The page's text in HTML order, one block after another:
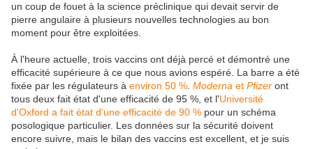
un coup de fouet à la science préclinique qui devait servir de
pierre angulaire à plusieurs nouvelles technologies au bon
moment pour être exploitées.
À l'heure actuelle, trois vaccins ont déjà percé et démontré une
efficacité supérieure à ce que nous avions espéré. La barre a été
fixée par les régulateurs à environ 50 %. Moderna et Pfizer ont
tous deux fait état d'une efficacité de 95 %, et l'Université
d'Oxford a fait état d'une efficacité de 90 % pour un schéma
posologique particulier. Les données sur la sécurité doivent
encore suivre, mais le bilan des vaccins est excellent, et je suis